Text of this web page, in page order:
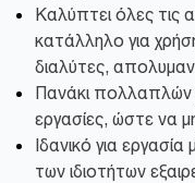
Καλύπτει όλες τις
κατάλληλο για
διαλύτες,
Πανάκι πολλαπλών
εργασίες, ώστε να
Ιδανικό για
των ιδιοτήτων